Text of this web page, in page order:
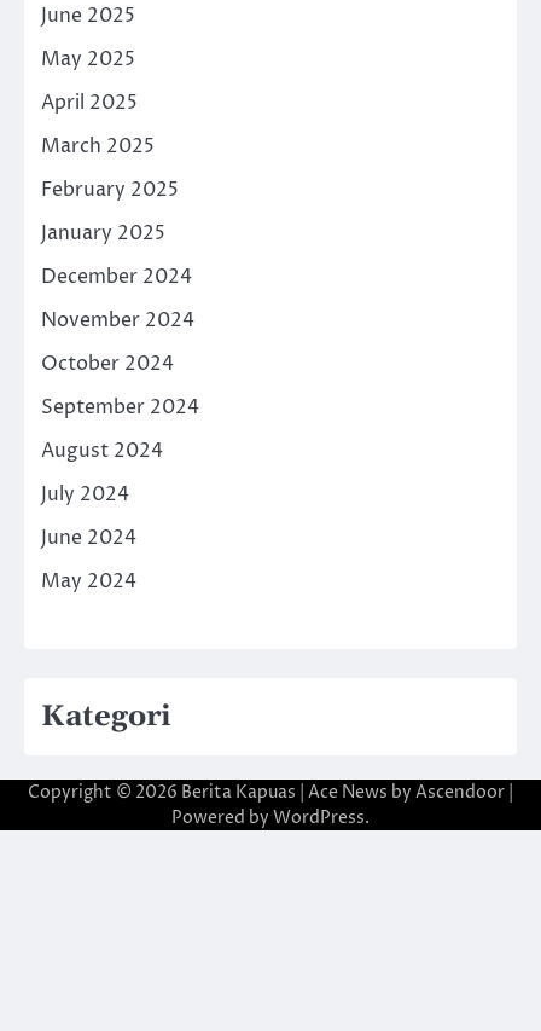
June 2025
May 2025
April 2025
March 2025
February 2025
January 2025
December 2024
November 2024
October 2024
September 2024
August 2024
July 2024
June 2024
May 2024
Kategori
Copyright © 2026 Berita Kapuas | Ace News by Ascendoor
Powered by WordPress.